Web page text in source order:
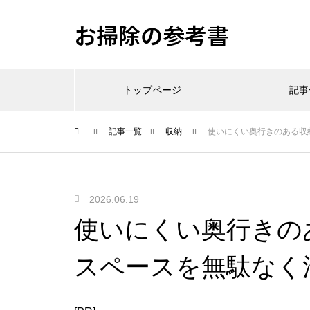
お掃除の参考書
トップページ 記
記事一覧 収納 使いにくい奥行きのある
2026.06.19
使いにくい奥行き
スペースを無駄なく